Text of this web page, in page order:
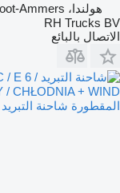
هولندا، Groot-Ammers
RH Trucks BV
الاتصال بالبائع